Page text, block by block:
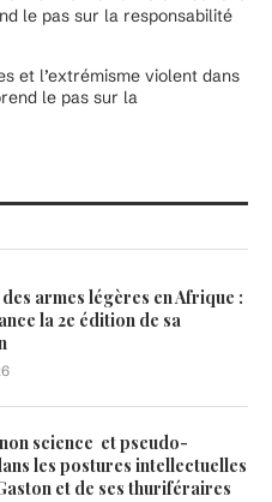
le pas sur la responsabilité
et l’extrémisme violent dans
le pas sur la
armes légères en Afrique :
la 2e édition de sa
science et pseudo-
les postures intellectuelles
et de ses thuriféraires